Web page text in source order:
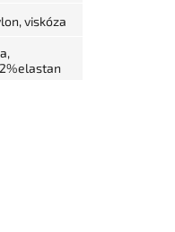
viskóza